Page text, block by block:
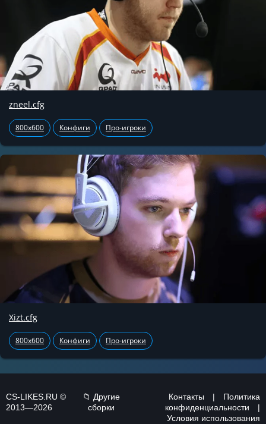
zneel.cfg
800x600 Конфиги Про-игроки
Xizt.cfg
800x600 Конфиги Про-игроки
CS-LIKES.RU ©
2013—2026
📁 Другие
сборки
Контакты |
Политика
конфиденциальности
|
Условия использования